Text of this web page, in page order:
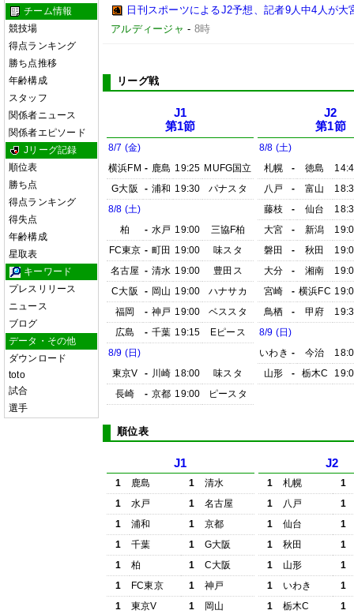
チーム情報
競技場
得点ランキング
勝ち点推移
年齢構成
スタッフ
関係者ニュース
関係者エピソード
Jリーグ記録
順位表
勝ち点
得点ランキング
得失点
年齢構成
星取表
キーワード
プレスリリース
ニュース
ブログ
データ・その他
ダウンロード
toto
試合
選手
日刊スポーツによるJ2予想、記者9人中4人が大
アルディージャ - 8時
リーグ戦
J1
第1節
8/7 (金)
横浜FM - 鹿島 19:25 MUFG国立
G大阪
- 浦和 19:30
パナスタ
8/8 (土)
柏
- 水戸 19:00
三協F柏
FC東京 - 町田 19:00
味スタ
名古屋 - 清水 19:00
豊田ス
C大阪
- 岡山 19:00
ハナサカ
福岡
- 神戸 19:00
ベススタ
広島
- 千葉 19:15
Eピース
8/9 (日)
東京V
- 川崎 18:00
味スタ
長崎
- 京都 19:00 ピースタ
J2
第1節
8/8 (土)
札幌
- 徳島
八戸
- 富山
藤枝
- 仙台
大宮
- 新潟
磐田
- 秋田
大分
- 湘南
宮崎
- 横浜FC
鳥栖
- 甲府
8/9 (日)
いわき - 今治
山形
- 栃木C
順位表
J1
1 鹿島 1
清水
1
水戸 1
名古屋
1
浦和 1
京都
1
千葉 1
G大阪
1
柏 1
C大阪
1
FC東京 1
神戸
1
東京V 1
岡山
J2
1 札幌
1
1
八戸
1
1
仙台
1
1
秋田
1
1
山形
1
1
いわき
1
1
栃木C
1